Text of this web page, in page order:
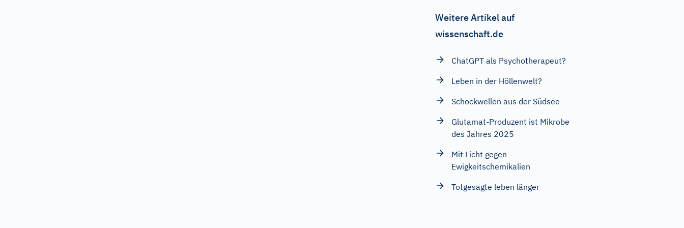
Weitere Artikel auf
wissenschaft.de
ChatGPT als Psychotherapeut?
Leben in der Höllenwelt?
Schockwellen aus der Südsee
Glutamat-Produzent ist Mikrobe
des Jahres 2025
Mit Licht gegen
Ewigkeitschemikalien
Totgesagte leben länger